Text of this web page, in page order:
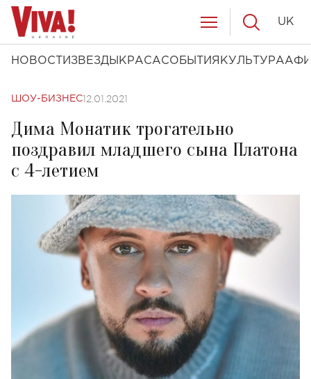
НОВОСТИ ЗВЕЗДЫ КРАСАСОБЫТИЯ КУЛЬТУРА
UK
ШОУ-БИЗНЕС12.01.2021
Дима Монатик трогательно
поздравил младшего сына Платона
с 4-летием